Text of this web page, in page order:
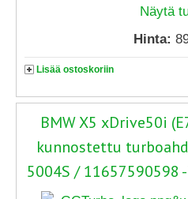
Näytä
Hinta:
Lisää ostoskoriin
BMW X5 xDrive50i
kunnostettu
5004S / 11657590598